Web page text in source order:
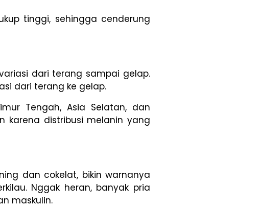
tinggi, sehingga cenderung
dari terang sampai gelap.
dari terang ke gelap.
Tengah, Asia Selatan, dan
karena distribusi melanin yang
dan cokelat, bikin warnanya
Nggak heran, banyak pria
maskulin.